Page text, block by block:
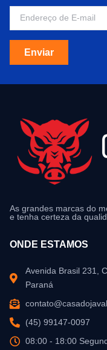
Enviar
As grandes marcas do
e tenha certeza da
ONDE ESTAMOS
Avenida Brasil 231,
Paraná
(45) 99147-0097
08:00 - 18:00